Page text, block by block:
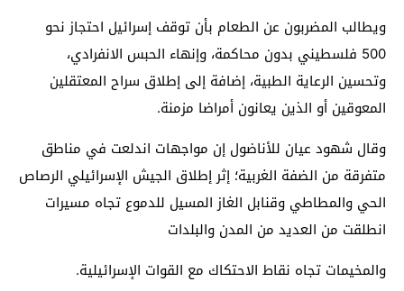
ويطالب المضربون عن الطعام بأن توقف إسرائيل احتجاز نحو
500 فلسطيني بدون محاكمة، وإنهاء الحبس الانفرادي،
وتحسين الرعاية الطبية، إضافة إلى إطلاق سراح المعتقلين
المعوقين أو الذين يعانون أمراضا مزمنة.
وقال شهود عيان للأناضول إن مواجهات اندلعت في مناطق
متفرقة من الضفة الغربية؛ إثر إطلاق الجيش الإسرائيلي الرصاص
الحي والمطاطي وقنابل الغاز المسيل للدموع تجاه مسيرات
انطلقت من العديد من المدن والبلدات
والمخيمات تجاه نقاط الاحتكاك مع القوات الإسرائيلية.